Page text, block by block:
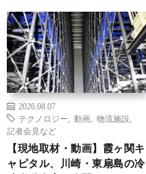
2026.08.07
テクノロジー
動画 物流施設
記者会見など
【現地取材・動画】霞ヶ関キ
ャピタル、川崎・東扇島の冷